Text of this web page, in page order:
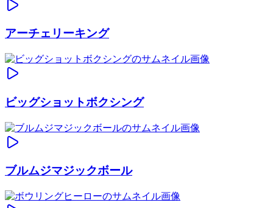
アーチェリーキング
ビッグショットボクシング
ブルムジマジックボール